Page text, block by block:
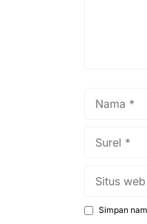
Simpan